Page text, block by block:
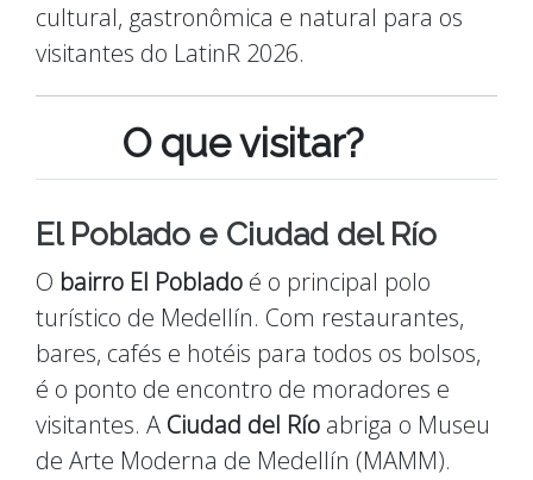
cultural, gastronômica e natural para os
visitantes do LatinR 2026.
O que visitar?
El Poblado e Ciudad del Río
O bairro El Poblado é o principal polo
turístico de Medellín. Com restaurantes,
bares, cafés e hotéis para todos os bolsos,
é o ponto de encontro de moradores e
visitantes. A Ciudad del Río abriga o Museu
de Arte Moderna de Medellín (MAMM).